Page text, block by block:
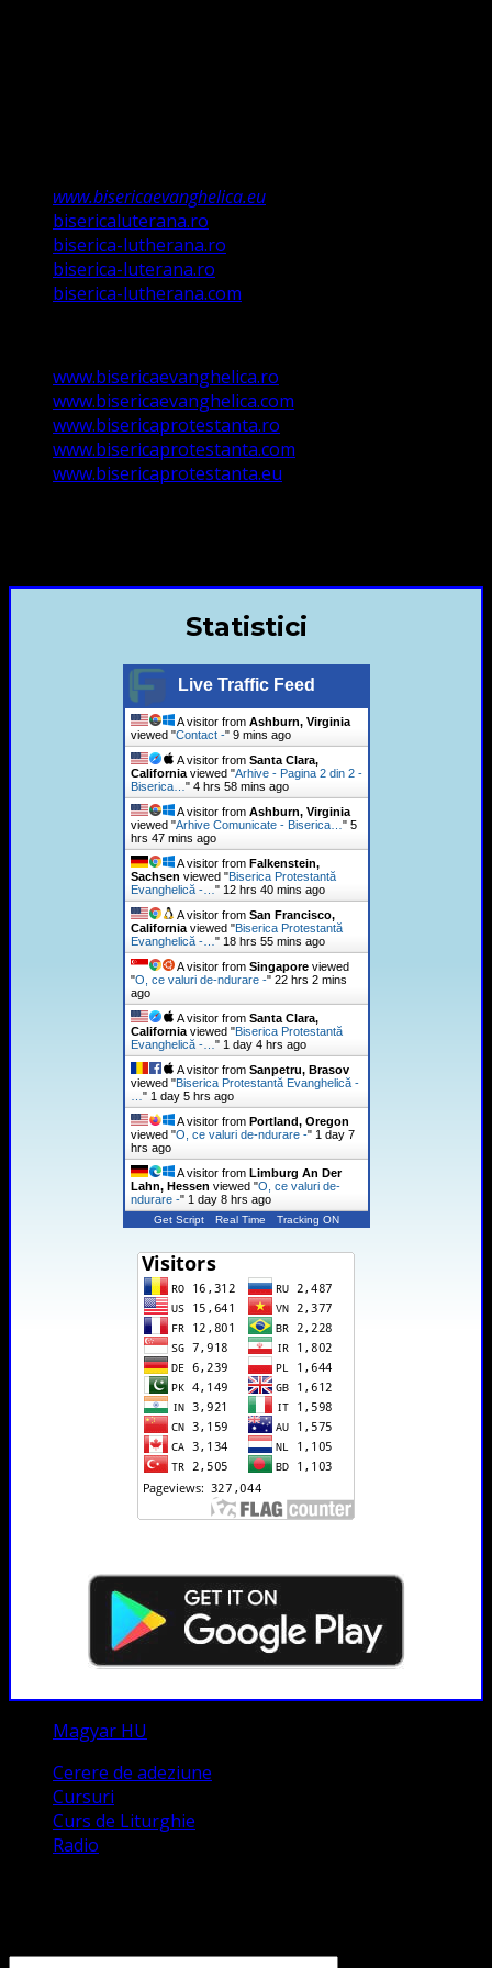
www.bisericaevanghelica.eu
bisericaluterana.ro
biserica-lutherana.ro
biserica-luterana.ro
biserica-lutherana.com
www.bisericaevanghelica.ro
www.bisericaevanghelica.com
www.bisericaprotestanta.ro
www.bisericaprotestanta.com
www.bisericaprotestanta.eu
Statistici
Live Traffic Feed
A visitor from Ashburn, Virginia
viewed "Contact -" 9 mins ago
A visitor from Santa Clara,
Californiaviewed "Arhive - Pagina 2 din 2 -
Biserica… " 4 hrs 58 mins ago
A visitor from Ashburn, Virginia
viewed "Arhive Comunicate - Biserica… " 5
hrs 47 mins ago
A visitor from Falkenstein,
Sachsen viewed "Biserica Protestantă
Evanghelică -… " 12 hrs 40 mins ago
A visitor from San Francisco,
Californiaviewed "Biserica Protestantă
Evanghelică -… " 18 hrs 55 mins ago
A visitor from Singaporeviewed
"O, ce valuri de-ndurare -" 22 hrs 2 mins
ago
A visitor from Santa Clara,
Californiaviewed "Biserica Protestantă
Evanghelică -… " 1 day 4 hrs ago
A visitor from Sanpetru, Brasov
viewed "Biserica Protestantă Evanghelică -
" 1 day 5 hrs ago
A visitor from Portland, Oregon
viewed "O, ce valuri de-ndurare -" 1 day 7
hrs ago
A visitor from Limburg An Der
Lahn, Hessen viewed "O, ce valuri de-
ndurare -" 1 day 8 hrs ago
Get Script Real Time Tracking ON
Magyar HU
Cerere de adeziune
Cursuri
Curs de Liturghie
Radio